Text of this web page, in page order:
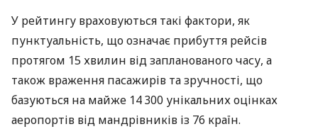
У рейтингу враховуються такі фактори, як
пунктуальність, що означає прибуття рейсів
протягом 15 хвилин від запланованого часу, а
також враження пасажирів та зручності, що
базуються на майже 14 300 унікальних оцінках
аеропортів від мандрівників із 76 країн.